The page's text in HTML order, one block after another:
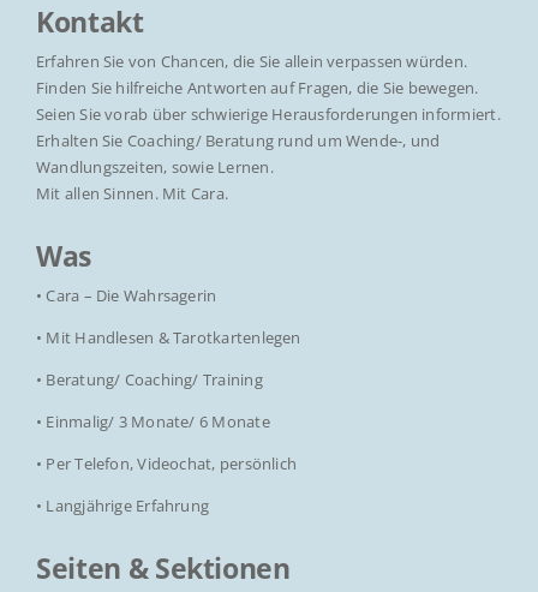
Kontakt
Erfahren Sie von Chancen, die Sie allein verpassen würden.
Finden Sie hilfreiche Antworten auf Fragen, die Sie bewegen.
Seien Sie vorab über schwierige Herausforderungen informiert.
Erhalten Sie Coaching/ Beratung rund um Wende-, und
Wandlungszeiten, sowie Lernen.
Mit allen Sinnen. Mit Cara.
Was
• Cara – Die Wahrsagerin
• Mit Handlesen & Tarotkartenlegen
• Beratung/ Coaching/ Training
• Einmalig/ 3 Monate/ 6 Monate
• Per Telefon, Videochat, persönlich
• Langjährige Erfahrung
Seiten & Sektionen